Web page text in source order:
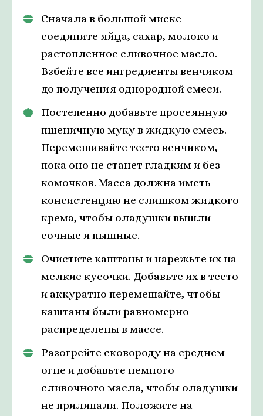
Сначала в большой миске
соедините яйца, сахар, молоко и
растопленное сливочное масло.
Взбейте все ингредиенты венчиком
до получения однородной смеси.
Постепенно добавьте просеянную
пшеничную муку в жидкую смесь.
Перемешивайте тесто венчиком,
пока оно не станет гладким и без
комочков. Масса должна иметь
консистенцию не слишком жидкого
крема, чтобы оладушки вышли
сочные и пышные.
Очистите каштаны и нарежьте их на
мелкие кусочки. Добавьте их в тесто
и аккуратно перемешайте, чтобы
каштаны были равномерно
распределены в массе.
Разогрейте сковороду на среднем
огне и добавьте немного
сливочного масла, чтобы оладушки
не прилипали. Положите на